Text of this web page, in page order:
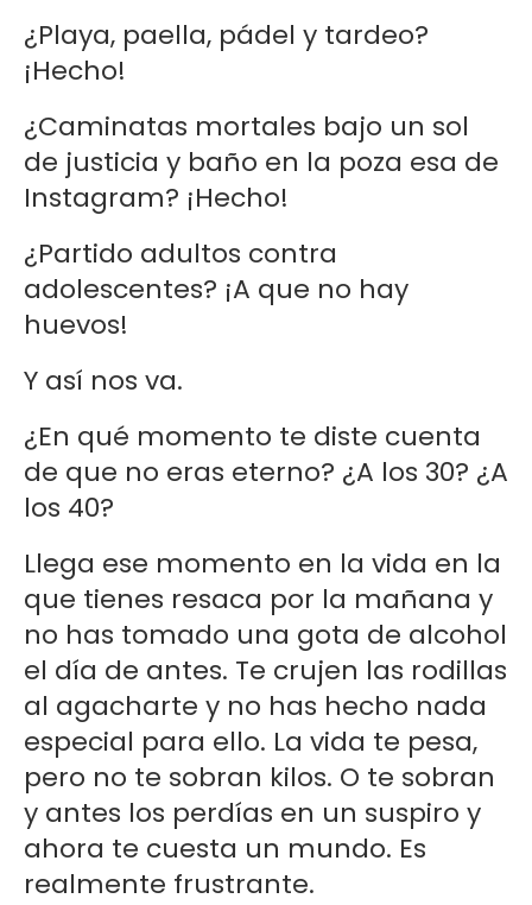
¿Playa, paella, pádel y tardeo?
¡Hecho!
¿Caminatas mortales bajo un sol
de justicia y baño en la poza esa de
Instagram? ¡Hecho!
¿Partido adultos contra
adolescentes? ¡A que no hay
huevos!
Y así nos va.
¿En qué momento te diste cuenta
de que no eras eterno? ¿A los 30? ¿A
los 40?
Llega ese momento en la vida en la
que tienes resaca por la mañana y
no has tomado una gota de alcohol
el día de antes. Te crujen las rodillas
al agacharte y no has hecho nada
especial para ello. La vida te pesa,
pero no te sobran kilos. O te sobran
y antes los perdías en un suspiro y
ahora te cuesta un mundo. Es
realmente frustrante.